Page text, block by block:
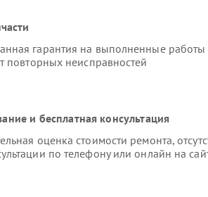
гарантия на выполненные
повторных неисправностей
и бесплатная консультация
оценка стоимости ремонта,
по телефону или онлайн на